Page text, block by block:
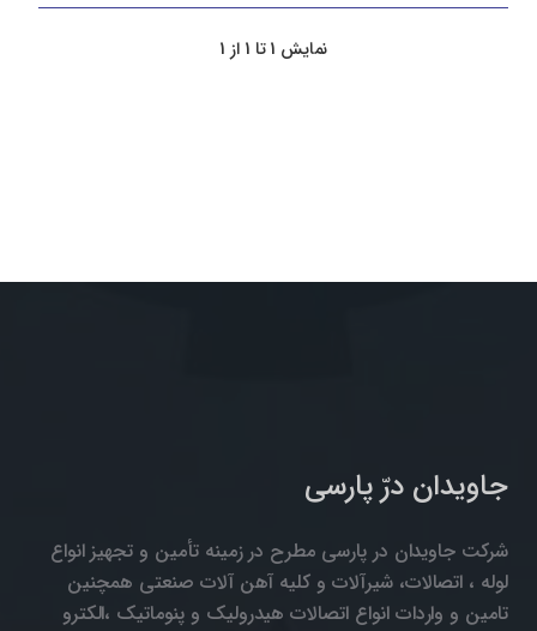
نمایش 1 تا 1 از 1
جاویدان درّ پارسی
شرکت جاویدان در پارسی مطرح در زمینه تأمین و تجهیز انواع
لوله ، اتصالات، شیرآلات و کلیه آهن آلات صنعتی همچنین
تامین و واردات انواع اتصالات هیدرولیک و پنوماتیک ،الکترو